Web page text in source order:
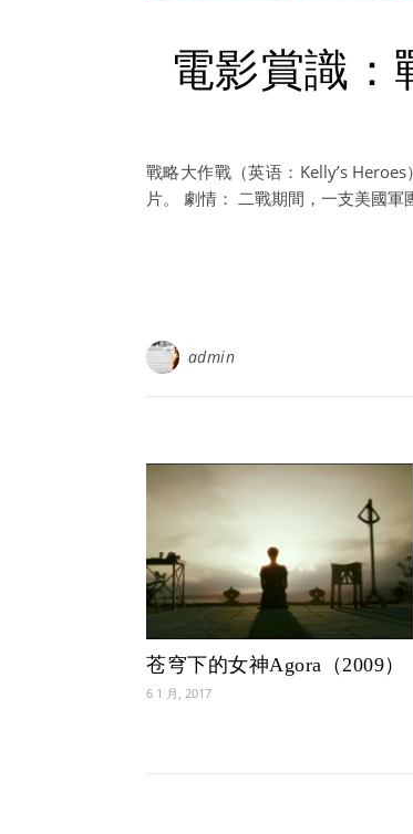
電影賞識：
戰略大作戰（英语：Kelly’s
片。 劇情： 二戰期間，一支美國
admin
苍穹下的女神Agora（2009）
6 1 月, 2017